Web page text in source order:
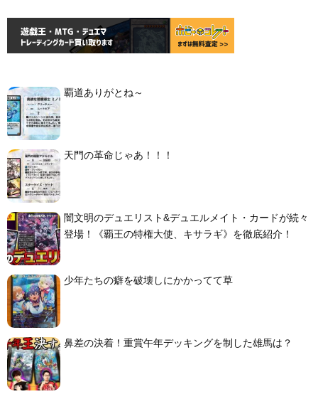
覇道ありがとね～
天門の革命じゃあ！！！
闇文明のデュエリスト&デュエルメイト・カードが続々
登場！《覇王の特権大使、キサラギ》を徹底紹介！
少年たちの癖を破壊しにかかってて草
鼻差の決着！重賞午年デッキングを制した雄馬は？